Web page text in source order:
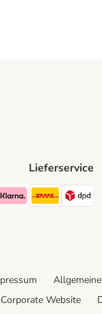
Method
Payment Method
Payment Method
Method
Lieferservice
DHL
Corporate Website